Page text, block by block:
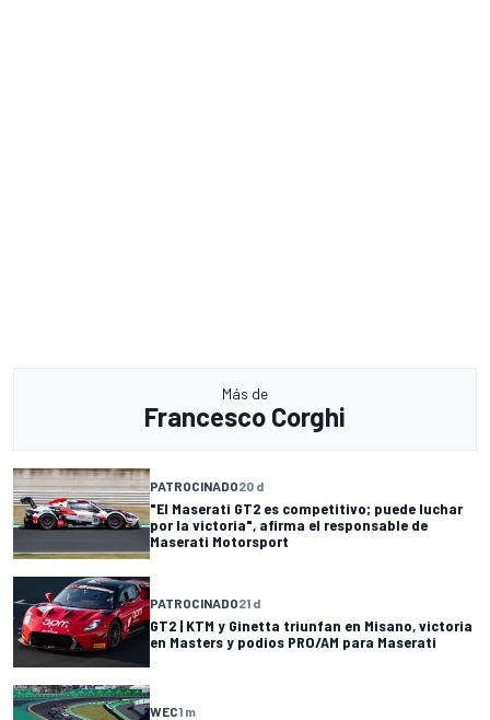
Más de
Francesco Corghi
PATROCINADO20 d
"El Maserati GT2 es competitivo; puede luchar
por la victoria", afirma el responsable de
Maserati Motorsport
PATROCINADO21 d
GT2 | KTM y Ginetta triunfan en Misano, victoria
en Masters y podios PRO/AM para Maserati
WEC1 m